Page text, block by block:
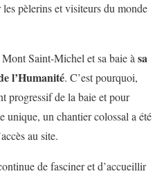
pèlerins et visiteurs du monde
Saint-Michel et sa baie àsa
l’Humanité. C’est pourquoi,
progressif de la baie et pour
unique, un chantier colossal a été
au site.
de fasciner et d’accueillir